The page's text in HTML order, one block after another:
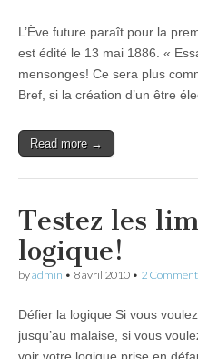
L’Ève future paraît pour la
est édité le 13 mai 1886. «
mensonges! Ce sera plus
Bref, si la création d’un être
Read more →
Testez les
logique!
byadmin • 8 avril 2010 • 2
Défier la logique Si vous
jusqu’au malaise, si vous